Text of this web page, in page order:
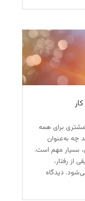
برای همه
چه به‌عنوان
بسیار مهم است.
رفتار،
دیدگاه